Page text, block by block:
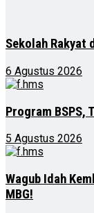
Sekolah Rakyat
6 Agustus 2026
Program BSPS,
5 Agustus 2026
Wagub Idah
MBG!